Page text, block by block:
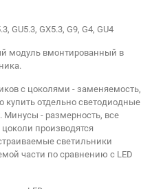
GU5.3, GX5.3, G9, G4, GU4
модуль вмонтированный в
с цоколями - заменяемость,
отдельно светодиодные
Минусы - размерность, все
производятся
светильники
части по сравнению с LED